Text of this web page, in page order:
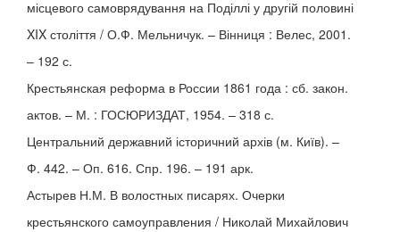
місцевого самоврядування на Поділлі у другій половині
XIX століття / О.Ф. Мельничук. – Вінниця : Велес, 2001.
– 192 с.
Крестьянская реформа в России 1861 года : сб. закон.
актов. – М. : ГОСЮРИЗДАТ, 1954. – 318 с.
Центральний державний історичний архів (м. Київ). –
Ф. 442. – Оп. 616. Спр. 196. – 191 арк.
Астырев Н.М. В волостных писарях. Очерки
крестьянского самоуправления / Николай Михайлович